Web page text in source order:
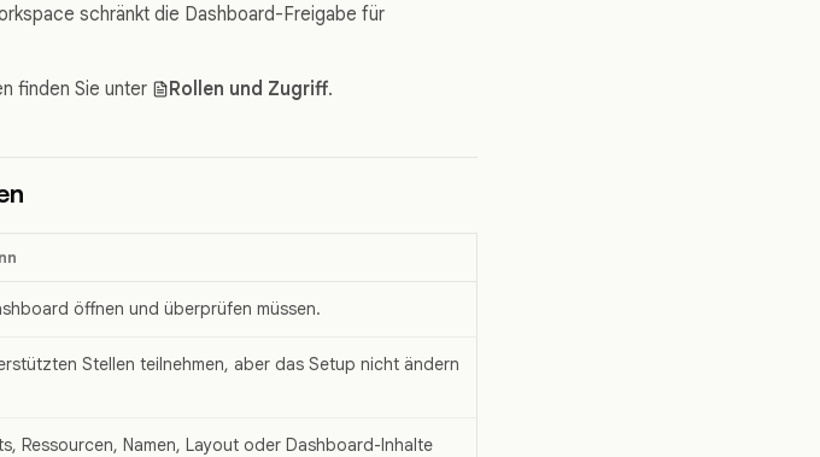
schränkt die Dashboard-Freigabe für
finden Sie unter
Rollen und Zugriff.
öffnen und überprüfen müssen.
Stellen teilnehmen, aber das Setup nicht ändern
Ressourcen, Namen, Layout oder Dashboard-Inhalte